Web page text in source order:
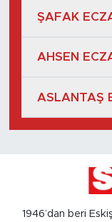
ŞAFAK
AHSEN
ASLANTAŞ
1946’dan beri